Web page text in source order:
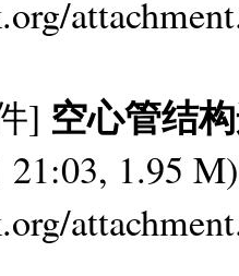
] 空心管结
21:03, 1.95